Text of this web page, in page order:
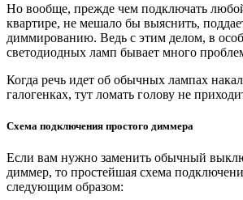
Но вообще, прежде чем подключать
квартире, не мешало бы выяснить,
диммированию. Ведь с этим делом, в
светодиодных ламп бывает много
Когда речь идет об обычных лампах
галогенках, тут ломать голову не
Схема подключения простого диммера
Если вам нужно заменить обычный
диммер, то простейшая схема
следующим образом: